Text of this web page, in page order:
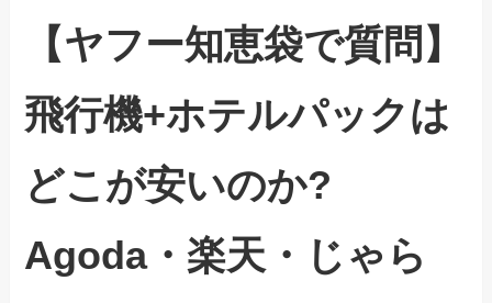
【ヤフー知恵袋で質問】
飛行機+ホテルパックは
どこが安いのか?
Agoda・楽天・じゃら